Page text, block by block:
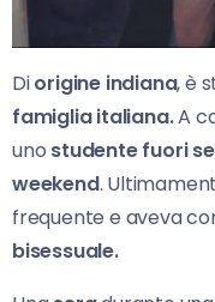
Diorigine indiana, è
famiglia italiana.A
uno studente fuori
weekend.
frequente e aveva
bisessuale.